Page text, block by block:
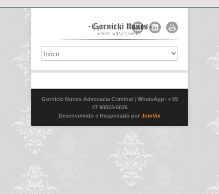
Gornicki Nunes Advocacia Criminal| WhatsApp: + 55
47 98823-6826
Desenvolvido e Hospedado por JoinVix